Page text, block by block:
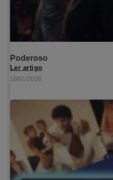
Poderoso
Ler artigo
18/01/2026